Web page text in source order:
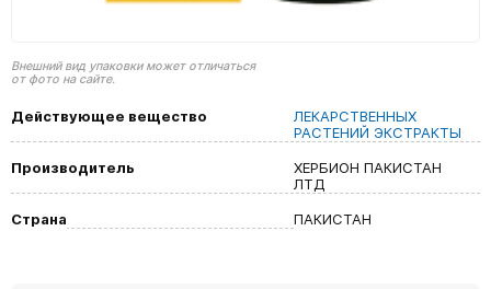
Внешний вид упаковки может отличаться
от фото на сайте.
Действующее вещество
ЛЕКАРСТВЕННЫХ
РАСТЕНИЙ ЭКСТРАКТЫ
Производитель
ХЕРБИОН ПАКИСТАН
ЛТД
Страна
ПАКИСТАН